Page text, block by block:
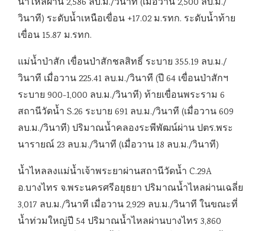
น้ำไหลผ่าน 2,586 ลบ.ม./วินาที (เมื่อวาน 2,500 ลบ.ม./
วินาที) ระดับน้ำเหนือเขื่อน +17.02 ม.รทก. ระดับน้ำท้าย
เขื่อน 15.87 ม.รทก.
แม่น้ำป่าสัก เขื่อนป่าสักชลสิทธิ์ ระบาย 355.19 ลบ.ม./
วินาที เมื่อวาน 225.41 ลบ.ม./วินาที (ปี 64 เขื่อนป่าสักฯ
ระบาย 900-1,000 ลบ.ม./วินาที) ท้ายเขื่อนพระราม 6
สถานีวัดน้ำ S.26 ระบาย 691 ลบ.ม./วินาที (เมื่อวาน 609
ลบ.ม./วินาที) ปริมาณน้ำคลองระพีพัฒน์ผ่าน ปตร.พระ
นารายณ์ 23 ลบ.ม./วินาที (เมื่อวาน 18 ลบ.ม./วินาที)
น้ำไหลลงแม่น้ำเจ้าพระยาผ่านสถานีวัดน้ำ C.29A
อ.บางไทร จ.พระนครศรีอยุธยา ปริมาณน้ำไหลผ่านเฉลี่ย
3,017 ลบ.ม./วินาที เมื่อวาน 2,929 ลบ.ม./วินาที ในขณะที่
น้ำท่วมใหญ่ปี 54 ปริมาณน้ำไหลผ่านบางไทร 3,860